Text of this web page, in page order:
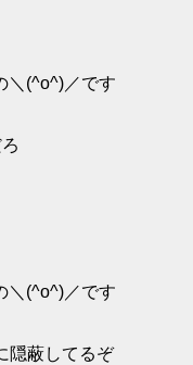
＼(^o^)／です
＼(^o^)／です
隠蔽してるぞ